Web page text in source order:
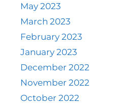
May 2023
March 2023
February 2023
January 2023
December 2022
November 2022
October 2022